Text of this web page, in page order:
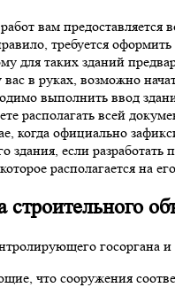
вам предоставляется
требуется
для таких зданий
в руках, возможно
выполнить ввод
располагать всей
когда официально
здания, если
располагается на
строительного
госоргана и
что сооружения